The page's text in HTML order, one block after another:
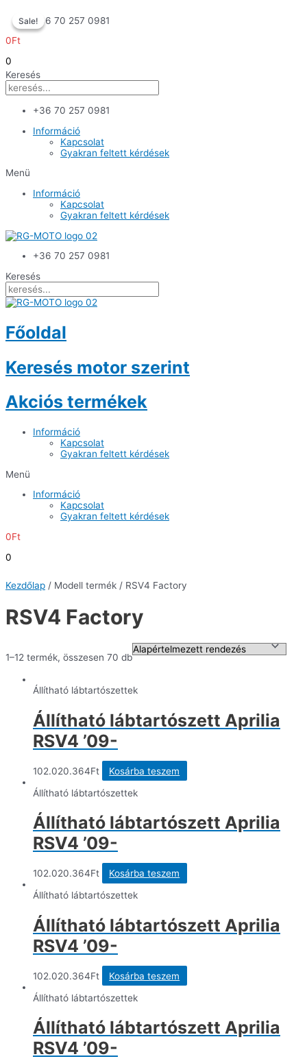
to
content
+36 70 257 0981
0Ft
0
Keresés
+36 70 257 0981
Információ
Kapcsolat
Gyakran feltett kérdések
Menü
Információ
Kapcsolat
Gyakran feltett kérdések
+36 70 257 0981
Keresés
Főoldal
Keresés motor szerint
Akciós termékek
Információ
Kapcsolat
Gyakran feltett kérdések
Menü
Információ
Kapcsolat
Gyakran feltett kérdések
0Ft
0
Kezdőlap / Modell termék / RSV4 Factory
RSV4 Factory
1–12 termék, összesen 70 db
Állítható lábtartószettek
Állítható lábtartószett Aprilia
RSV4 ’09-
102.020.364Ft
Kosárba teszem
Állítható lábtartószettek
Állítható lábtartószett Aprilia
RSV4 ’09-
102.020.364Ft
Kosárba teszem
Állítható lábtartószettek
Állítható lábtartószett Aprilia
RSV4 ’09-
102.020.364Ft
Kosárba teszem
Állítható lábtartószettek
Állítható lábtartószett Aprilia
RSV4 ’09-
Sale!
Sale!